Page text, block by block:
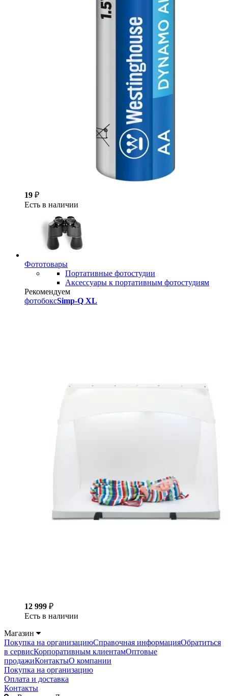
19 ₽
Есть в наличии
Фототовары
Портативные фотостудии
Аксессуары к портативным фотостудиям
Рекомендуем
фотобоксSimp-Q XL
12 999 ₽
Есть в наличии
Магазин
Покупка на организациюСправочная информацияОбратиться
в сервисКорпоративным клиентамОптовые
продажиКонтактыО компании
Покупка на организацию
Оплата и доставка
Контакты